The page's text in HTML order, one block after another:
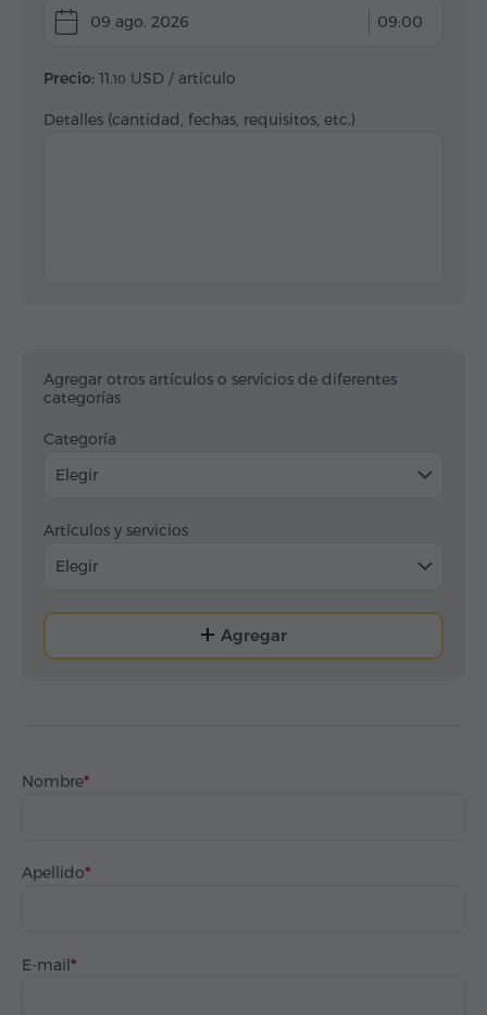
09 ago. 2026 09:00
Precio: 11.10 USD / artículo
Detalles (cantidad, fechas, requisitos, etc.)
Agregar otros artículos o servicios de diferentes
categorías
Categoría
Elegir
Artículos y servicios
Elegir
Agregar
Nombre
Apellido
E-mail